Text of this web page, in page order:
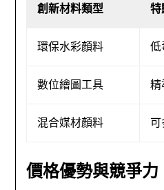
創新材料類型 特
環保水彩顏料
數位繪圖工具
混合媒材顏料
價格優勢與競爭力